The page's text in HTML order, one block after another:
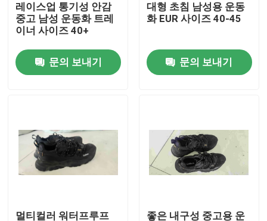
공장 여행
품질 관리
인용문을 요구하세요
사용 된 패션 의류
초등 아동복
레이스업 통기성 안감
중고 남성 운동화 트레
이너 사이즈 40+
문의 보내기
대형 초침 남성용 운동
화 EUR 사이즈 40-45
문의 보내기
멀티컬러 워터프루프 좋은 내구성 중고용 운